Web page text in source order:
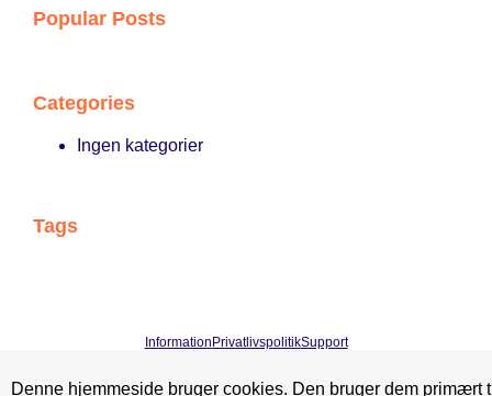
Popular Posts
Categories
Ingen kategorier
Tags
InformationPrivatlivspolitikSupport
Denne hjemmeside bruger cookies. Den bruger dem primært